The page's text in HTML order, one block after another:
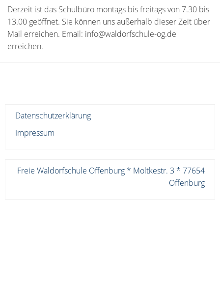
Derzeit ist das Schulbüro montags bis freitags von 7.30 bis
13.00 geöffnet. Sie können uns außerhalb dieser Zeit über
Mail erreichen. Email: info@waldorfschule-og.de
erreichen.
Datenschutzerklärung
Impressum
Freie Waldorfschule Offenburg * Moltkestr. 3 * 77654
Offenburg